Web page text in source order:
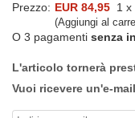
Prezzo: EUR 84,95 1 x
(Aggiungi al
O 3 pagamenti senza
L'articolo tornerà
Vuoi ricevere un'e-